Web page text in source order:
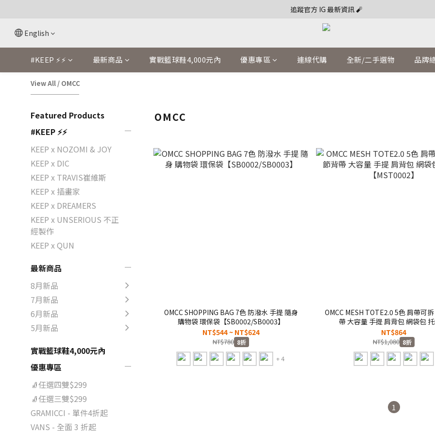
追蹤官方 IG 最新資訊 🧨
English
#KEEP ⚡⚡ 最新商品 實戰籃球鞋4,000元內 優惠專區 連線代購 全新/二手選物 品牌
View All / OMCC
Featured Products
#KEEP ⚡⚡
KEEP x NOZOMI & JOY
KEEP x DIC
KEEP x TRAVIS崔維斯
KEEP x 插畫家
KEEP x DREAMERS
KEEP x UNSERIOUS 不正
經製作
KEEP x QUN
最新商品
8月新品
7月新品
6月新品
5月新品
實戰籃球鞋4,000元內
優惠專區
🧦任選四雙$299
🧦任選三雙$299
GRAMICCI - 單件4折起
VANS - 全面 3 折起
OMCC
OMCC SHOPPING BAG 7色 防潑水 手提 隨身
購物袋 環保袋【SB0002/SB0003】
NT$544 ~ NT$624
NT$780 8折
+ 4
OMCC MESH TOTE2.0 5色 肩帶可
帶 大容量 手提 肩背包 網袋包
【MST0002】
NT$864
NT$1,080 8折
1